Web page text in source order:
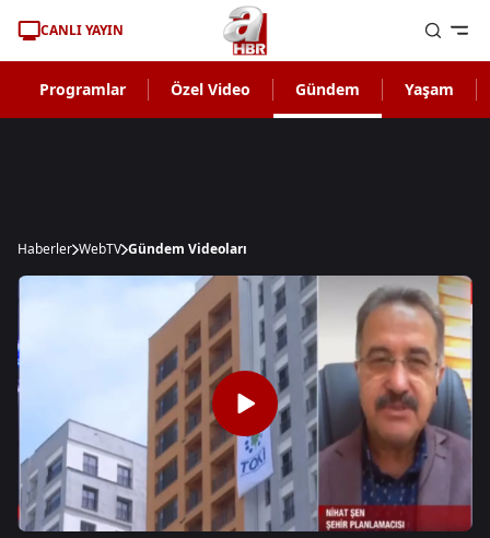
CANLI YAYIN
Programlar Özel Video Gündem Yaşam
Haberler WebTV Gündem Videoları